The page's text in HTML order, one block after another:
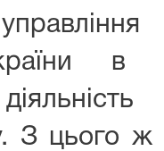
в
З цього ж